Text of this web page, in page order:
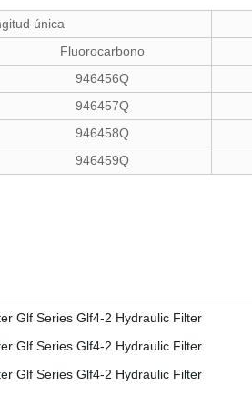
única
Fluorocarbono
946456Q
946457Q
946458Q
946459Q